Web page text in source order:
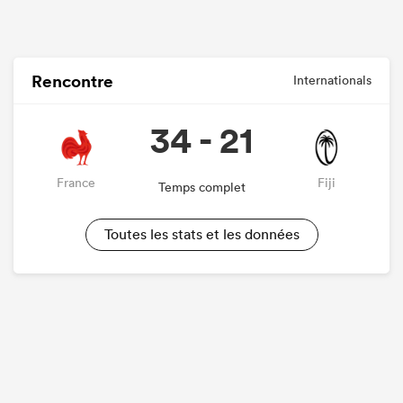
Rencontre Internationals
France
34 - 21
Temps complet Fiji
Toutes les stats et les données